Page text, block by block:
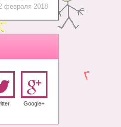
февраля 2018
Google+